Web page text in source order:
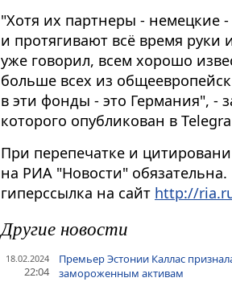
"Хотя их партнеры - немецкие
и протягивают всё время руки
уже говорил, всем хорошо
больше всех из
в эти фонды - это Германия", -
которого опубликован в
При перепечатке и
на РИА "Новости"
гиперссылка на сайт http://
Другие новости
18.02.2024
22:04
Премьер Эстонии Каллас
замороженным активам